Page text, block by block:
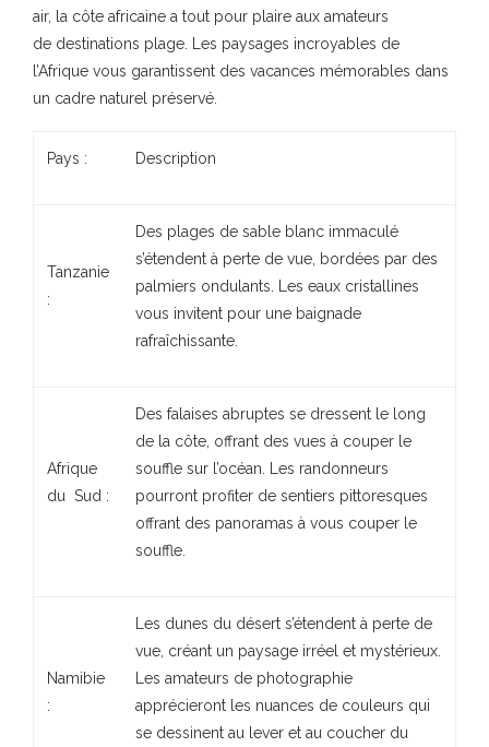
air, la côte africaine a tout pour plaire aux amateurs
de destinations plage. Les paysages incroyables de
l’Afrique vous garantissent des vacances mémorables dans
un cadre naturel préservé.
Pays : Description
Tanzanie
:
Des plages de sable blanc immaculé
s’étendent à perte de vue, bordées par des
palmiers ondulants. Les eaux cristallines
vous invitent pour une baignade
rafraîchissante.
Afrique
du Sud :
Des falaises abruptes se dressent le long
de la côte, offrant des vues à couper le
souffle sur l’océan. Les randonneurs
pourront profiter de sentiers pittoresques
offrant des panoramas à vous couper le
souffle.
Namibie
:
Les dunes du désert s’étendent à perte de
vue, créant un paysage irréel et mystérieux.
Les amateurs de photographie
apprécieront les nuances de couleurs qui
se dessinent au lever et au coucher du